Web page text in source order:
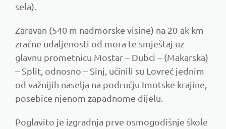
sela).
Zaravan (540 m nadmorske visine) na 20-ak km
zračne udaljenosti od mora te smještaj uz
glavnu prometnicu Mostar – Dubci – (Makarska)
– Split, odnosno – Sinj, učinili su Lovreć jednim
od važnijih naselja na području Imotske krajine,
posebice njenom zapadnome dijelu.
Poglavito je izgradnja prve osmogodišnje škole